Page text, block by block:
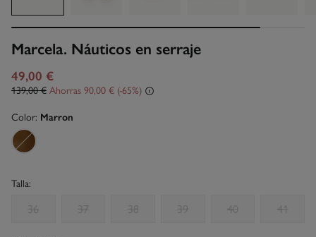
Marcela. Náuticos en serraje
49,00 €
139,00 € Ahorras 90,00 € 65
Color: Marron
Talla:
36 37 38 39 40 41